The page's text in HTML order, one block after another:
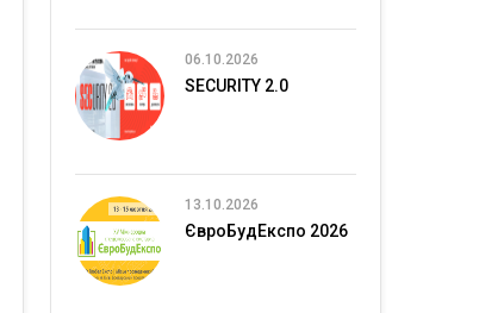
06.10.2026
SECURITY 2.0
13.10.2026
ЄвроБудЕкспо 2026